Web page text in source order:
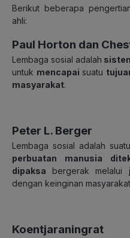
Berikut beberapa
ahli:
Paul Horton dan
Lembaga sosial adalah
untuk mencapai suatu
masyarakat.
Peter L. Berger
Lembaga sosial adalah
perbuatan manusia
dipaksa bergerak melalui
dengan keinginan
Koentjaraningrat